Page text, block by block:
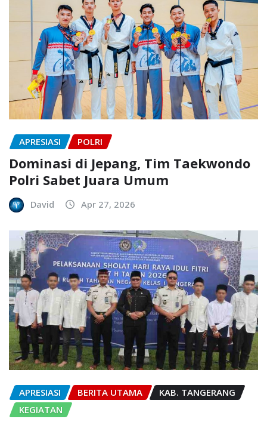
APRESIASI POLRI
Dominasi di Jepang, Tim Taekwondo
Polri Sabet Juara Umum
David Apr 27, 2026
APRESIASI BERITA UTAMA
KAB. TANGERANG
KEGIATAN